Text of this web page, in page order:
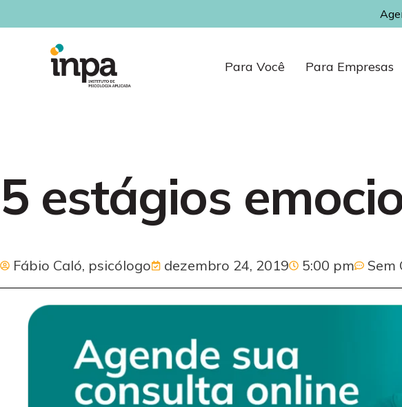
Para Você Para Empresas
5 estágios
Fábio Caló, psicólogo dezembro 24, 2019 5:00 pm Sem